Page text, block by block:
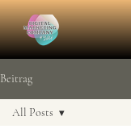
Beitrag
All Posts